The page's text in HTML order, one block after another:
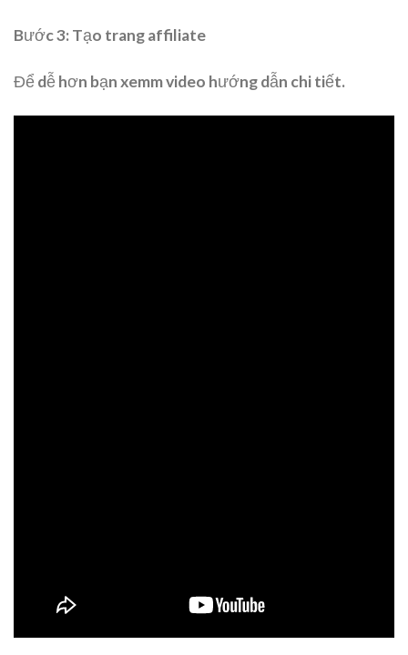
Bước 3: Tạo trang affiliate
Để dễ hơn bạn xemm video hướng dẫn chi tiết.